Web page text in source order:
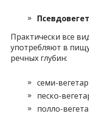
Практически все
употребляют в
речных глубин:
семи-
песко-
полло-